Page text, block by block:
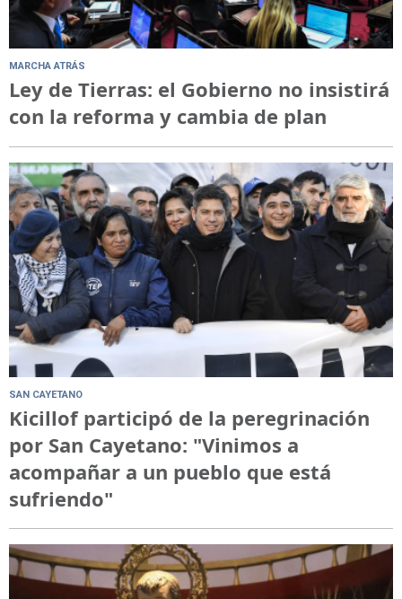
MARCHA ATRÁS
Ley de Tierras: el Gobierno no insistirá
con la reforma y cambia de plan
SAN CAYETANO
Kicillof participó de la peregrinación
por San Cayetano: "Vinimos a
acompañar a un pueblo que está
sufriendo"